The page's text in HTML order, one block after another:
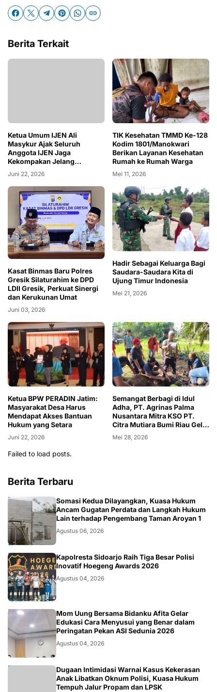
Berita Terkait
Ketua Umum IJEN Ali
Masykur Ajak Seluruh
Anggota IJEN Jaga
Kekompakan Jelang
Rakernas 2026 d Surabaya
Juni 22, 2026
TIK Kesehatan TMMD Ke-128
Kodim 1801/Manokwari
Berikan Layanan Kesehatan
Rumah ke Rumah Warga
Mei 11, 2026
Kasat Binmas Baru Polres
Gresik Silaturahim ke DPD
LDII Gresik, Perkuat Sinergi
dan Kerukunan Umat
Juni 03, 2026
Hadir Sebagai Keluarga Bagi
Saudara-Saudara Kita di
Ujung Timur Indonesia
Mei 21, 2026
Ketua BPW PERADIN Jatim:
Masyarakat Desa Harus
Mendapat Akses Bantuan
Hukum yang Setara
Juni 22, 2026
Semangat Berbagi di Idul
Adha, PT. Agrinas Palma
Nusantara Mitra KSO PT.
Citra Mutiara Bumi Riau Gelar
Penyembelihan Hewan
Qurban
Mei 28, 2026
Failed to load posts.
Berita Terbaru
HUKUM.DAERAH
Somasi Kedua Dilayangkan, Kuasa Hukum
Ancam Gugatan Perdata dan Langkah Hukum
Lain terhadap Pengembang Taman Aroyan 1
Agustus 06, 2026
POLRI
Kapolresta Sidoarjo Raih Tiga Besar Polisi
Inovatif Hoegeng Awards 2026
Agustus 04, 2026
KESEHATAN
Mom Uung Bersama Bidanku Afita Gelar
Edukasi Cara Menyusui yang Benar dalam
Peringatan Pekan ASI Sedunia 2026
Agustus 04, 2026
Dugaan Intimidasi Warnai Kasus Kekerasan
Anak Libatkan Oknum Polisi, Kuasa Hukum
Tempuh Jalur Propam dan LPSK